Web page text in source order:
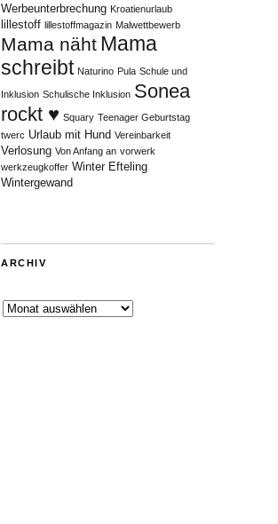
Werbeunterbrechung Kroatienurlaub
lillestoff lillestoffmagazin Malwettbewerb
Mama näht Mama
schreibt Naturino Pula Schule und
Inklusion Schulische Inklusion Sonea
rockt ♥ Squary Teenager Geburtstag
twerc Urlaub mit Hund Vereinbarkeit
Verlosung Von Anfang an vorwerk
werkzeugkoffer Winter Efteling
Wintergewand
ARCHIV
Archiv